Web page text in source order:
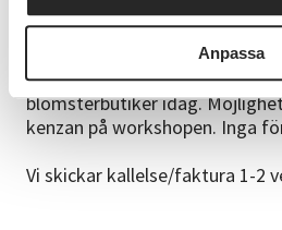
Anpassa
vilket material som du skall ha
arbetar med ikebana använder
kenzan/blomsterfakir/groda.
blomsterbutiker idag.
kenzan på workshopen. Inga
Vi skickar kallelse/faktura 1-2